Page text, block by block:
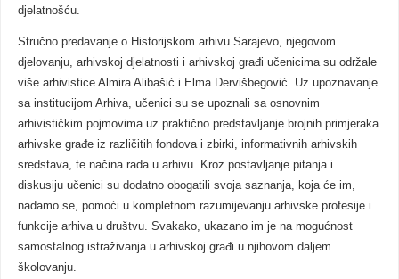
djelatnošću.
Stručno predavanje o Historijskom arhivu Sarajevo, njegovom
djelovanju, arhivskoj djelatnosti i arhivskoj građi učenicima su održale
više arhivistice Almira Alibašić i Elma Dervišbegović. Uz upoznavanje
sa institucijom Arhiva, učenici su se upoznali sa osnovnim
arhivističkim pojmovima uz praktično predstavljanje brojnih primjeraka
arhivske građe iz različitih fondova i zbirki, informativnih arhivskih
sredstava, te načina rada u arhivu. Kroz postavljanje pitanja i
diskusiju učenici su dodatno obogatili svoja saznanja, koja će im,
nadamo se, pomoći u kompletnom razumijevanju arhivske profesije i
funkcije arhiva u društvu. Svakako, ukazano im je na mogućnost
samostalnog istraživanja u arhivskoj građi u njihovom daljem
školovanju.